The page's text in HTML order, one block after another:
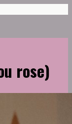
rose)